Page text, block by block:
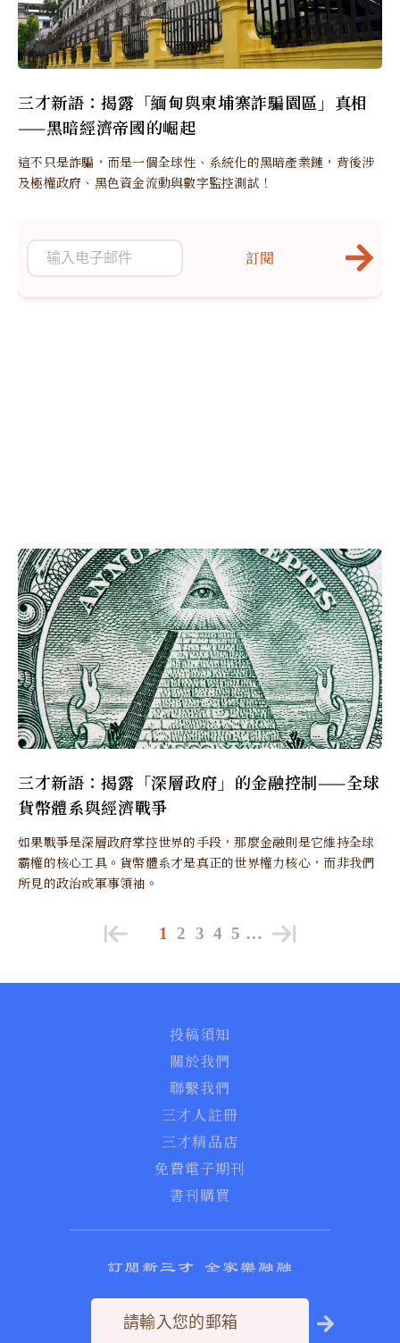
三才新語：揭露「緬甸與柬埔寨詐騙園區」真相
——黑暗經濟帝國的崛起
這不只是詐騙，而是一個全球性、系統化的黑暗產業鏈，背後涉
及極權政府、黑色資金流動與數字監控測試！
三才新語：揭露「深層政府」的金融控制——全球
貨幣體系與經濟戰爭
如果戰爭是深層政府掌控世界的手段，那麼金融則是它維持全球
霸權的核心工具。貨幣體系才是真正的世界權力核心，而非我們
所見的政治或軍事領袖。
訂閱
1 2 3 4 5 …
投稿須知
關於我們
聯繫我們
三才人註冊
三才精品店
免費電子期刊
書刊購買
訂閱新三才 全家樂融融